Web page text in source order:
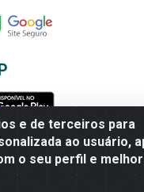
e de terceiros para
ao usuário,
o seu perfil e
- Avenida Universitária,